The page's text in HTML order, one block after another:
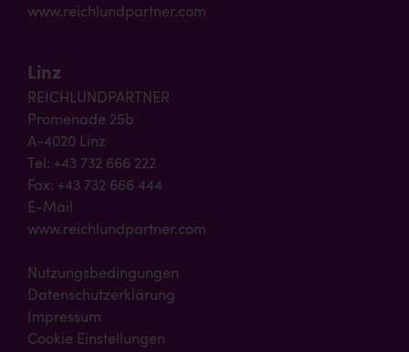
www.reichlundpartner.com
Linz
REICHLUNDPARTNER
Promenade 25b
A-4020 Linz
Tel: +43 732 666 222
Fax: +43 732 666 444
E-Mail
www.reichlundpartner.com
Nutzungsbedingungen
Datenschutzerklärung
Impressum
Cookie Einstellungen